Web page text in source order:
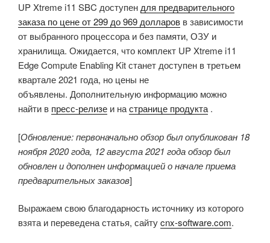
UP Xtreme i11 SBC доступендля предварительного
заказа по цене от 299 до 969 долларов в зависимости
от выбранного процессора и без памяти, ОЗУ и
хранилища. Ожидается, что комплект UP Xtreme i11
Edge Compute Enabling Kit станет доступен в третьем
квартале 2021 года, но цены не
объявлены. Дополнительную информацию можно
найти в пресс-релизе и настранице продукта.
[Обновление: первоначально обзор был опубликован 18
ноября 2020 года, 12 августа 2021 года обзор был
обновлен и дополнен информацией о начале приема
предварительных заказов]
Выражаем свою благодарность источнику из которого
взята и переведена статья, сайтуcnx-software.com.